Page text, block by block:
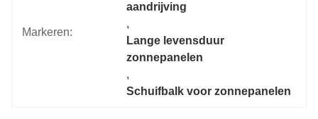
Markeren:
aandrijving
,
Lange levensduur
zonnepanelen
,
Schuifbalk voor zonnepanelen